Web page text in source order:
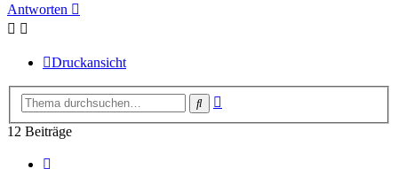
Antworten
Druckansicht
Suche
12 Beiträge